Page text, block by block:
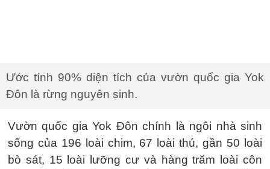
Ước tính 90% diện tích của vườn quốc gia Yok
Đôn là rừng nguyên sinh.
Vườn quốc gia Yok Đôn chính là ngôi nhà sinh
sống của 196 loài chim, 67 loài thú, gần 50 loài
bò sát, 15 loài lưỡng cư và hàng trăm loài côn